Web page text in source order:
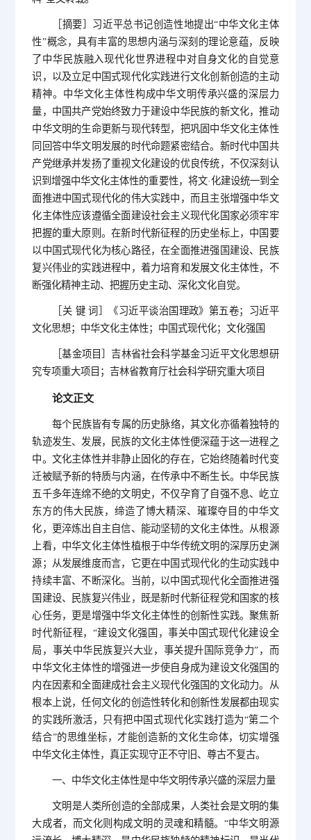
［摘要］习近平总书记创造性地提出“中华文化主体
性”概念，具有丰富的思想内涵与深刻的理论意蕴，反映
了中华民族融入现代化世界进程中对自身文化的自觉意
识，以及立足中国式现代化实践进行文化创新创造的主动
精神。中华文化主体性构成中华文明传承兴盛的深层力
量，中国共产党始终致力于建设中华民族的新文化，推动
中华文明的生命更新与现代转型，把巩固中华文化主体性
同回答中华文明发展的时代命题紧密结合。新时代中国共
产党继承并发扬了重视文化建设的优良传统，不仅深刻认
识到增强中华文化主体性的重要性，将文·化建设统一到全
面推进中国式现代化的伟大实践中，而且主张增强中华文
化主体性应该遵循全面建设社会主义现代化国家必须牢牢
把握的重大原则。在新时代新征程的历史坐标上，中国要
以中国式现代化为核心路径，在全面推进强国建设、民族
复兴伟业的实践进程中，着力培育和发展文化主体性，不
断强化精神主动、把握历史主动、深化文化自觉。
［关 键 词］《习近平谈治国理政》第五卷；习近平
文化思想；中华文化主体性；中国式现代化；文化强国
［基金项目］吉林省社会科学基金习近平文化思想研
究专项重大项目；吉林省教育厅社会科学研究重大项目
论文正文
每个民族皆有专属的历史脉络，其文化亦循着独特的
轨迹发生、发展，民族的文化主体性便深蕴于这一进程之
中。文化主体性并非静止固化的存在，它始终随着时代变
迁被赋予新的特质与内涵，在传承中不断生长。中华民族
五千多年连绵不绝的文明史，不仅孕育了自强不息、屹立
东方的伟大民族，缔造了博大精深、璀璨夺目的中华文
化，更淬炼出自主自信、能动坚韧的文化主体性。从根源
上看，中华文化主体性植根于中华传统文明的深厚历史渊
源；从发展维度而言，它更在中国式现代化的生动实践中
持续丰富、不断深化。当前，以中国式现代化全面推进强
国建设、民族复兴伟业，既是新时代新征程党和国家的核
心任务，更是增强中华文化主体性的创新性实践。聚焦新
时代新征程，“建设文化强国，事关中国式现代化建设全
局，事关中华民族复兴大业，事关提升国际竞争力”，而
中华文化主体性的增强进一步使自身成为建设文化强国的
内在因素和全面建成社会主义现代化强国的文化动力。从
根本上说，任何文化的创造性转化和创新性发展都由现实
的实践所激活，只有把中国式现代化实践打造为“第二个
结合”的思维坐标，才能创造新的文化生命体，切实增强
中华文化主体性，真正实现守正不守旧、尊古不复古。
一、中华文化主体性是中华文明传承兴盛的深层力量
文明是人类所创造的全部成果，人类社会是文明的集
大成者，而文化则构成文明的灵魂和精髓。“中华文明源